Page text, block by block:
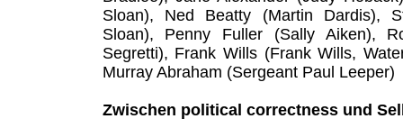
Sloan), Ned Beatty (Martin Dardis),
Sloan), Penny Fuller (Sally Aiken),
Segretti), Frank Wills (Frank Wills,
Murray Abraham (Sergeant Paul Leeper)
Zwischen political correctness und